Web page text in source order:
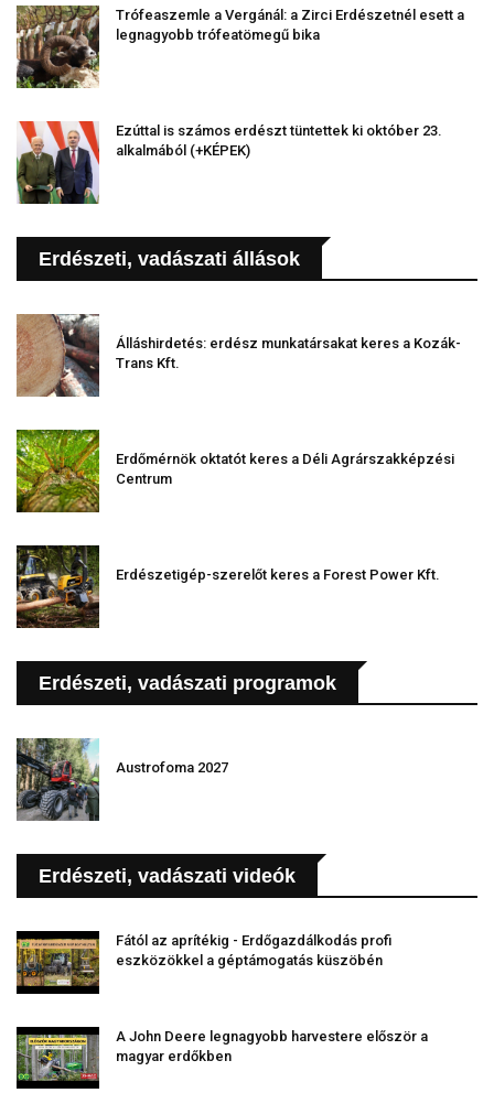
Trófeaszemle a Vergánál: a Zirci Erdészetnél esett a
legnagyobb trófeatömegű bika
Ezúttal is számos erdészt tüntettek ki október 23.
alkalmából (+KÉPEK)
Erdészeti, vadászati állások
Álláshirdetés: erdész munkatársakat keres a Kozák-
Trans Kft.
Erdőmérnök oktatót keres a Déli Agrárszakképzési
Centrum
Erdészetigép-szerelőt keres a Forest Power Kft.
Erdészeti, vadászati programok
Austrofoma 2027
Erdészeti, vadászati videók
Fától az aprítékig - Erdőgazdálkodás profi
eszközökkel a géptámogatás küszöbén
A John Deere legnagyobb harvestere először a
magyar erdőkben